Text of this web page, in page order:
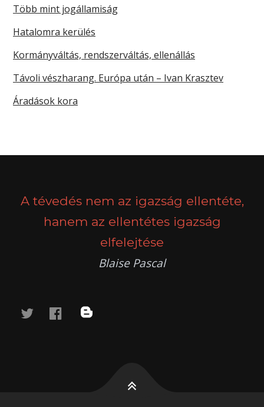
Több mint jogállamiság
Hatalomra kerülés
Kormányváltás, rendszerváltás, ellenállás
Távoli vészharang. Európa után – Ivan Krasztev
Áradások kora
A tévedés nem az igazság ellentéte,
hanem az ellentétes igazság
elfelejtése
Blaise Pascal
twitterfacebook
blog